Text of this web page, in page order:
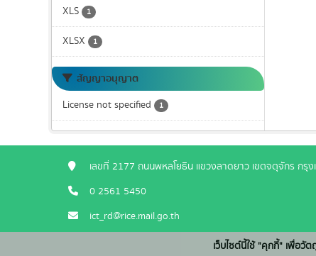
XLS 1
XLSX 1
สัญญาอนุญาต
License not specified 1
เลขที่ 2177 ถนนพหลโยธิน แขวงลาดยาว เขตจตุจักร กรุ
0 2561 5450
ict_rd@rice.mail.go.th
เว็บไซต์นี้ใช้ "คุกกี้" เพื่อวั